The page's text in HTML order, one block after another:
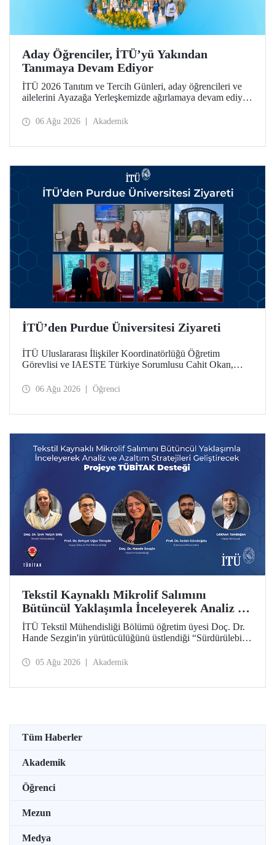
Aday Öğrenciler, İTÜ’yü Yakından
Tanımaya Devam Ediyor
İTÜ 2026 Tanıtım ve Tercih Günleri, aday öğrencileri ve
ailelerini Ayazağa Yerleşkemizde ağırlamaya devam ediyor.
ilgili fakülte ve birimler adaylara bilgi vermeye devam
06 Ağu 2026 Akademik
İTÜ’den Purdue Üniversitesi Ziyareti
İTÜ Uluslararası İlişkiler Koordinatörlüğü Öğretim
Görevlisi ve IAESTE Türkiye Sorumlusu Cahit Okan,
Temmuz tarihlerinde ABD’de dünyanın önde gelen
06 Ağu 2026 Öğrenci
Tekstil Kaynaklı Mikrolif Salımını
Bütüncül Yaklaşımla İnceleyerek Analiz ve
Azaltım Stratejileri Geliştirecek Projeye
TÜBİTAK Desteği
İTÜ Tekstil Mühendisliği Bölümü öğretim üyesi Doç. Dr.
Hande Sezgin'in yürütücülüğünü üstlendiği “Sürdürülebilir
Koşullarına Bağlı Mikrolif Salımı: Aşınma, UV Maruziyeti
05 Ağu 2026 Akademik
Tüm Haberler
Akademik
Öğrenci
Mezun
Medya